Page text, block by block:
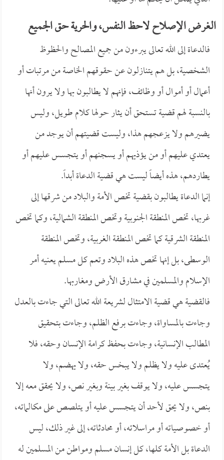
الغرض الإصلاح لاحظ النفس، والحرية حق الجميع
فالدعاة إلى الله تعالى يبرءون من جميع المصالح والحظوظ
الشخصية، بل هم يتنازلون عن حقوقهم الخاصة من مرتبات أو
أعمال أو أموال أو وظائف، فإنهم لا يطالبون بها ولا يرون أنها
بالنسبة لهم قضية تستحق أن يثار حولها كلام طويل، وليس
يضيرهم ولا يزعجهم هذا، وليست قضيتهم أن يوجد من
يعتدي عليهم أو من يؤذيهم أو يسجنهم أو يتجسس عليهم أو
يطاردهم، هذه أيضاً ليست هي قضية الدعاة أبداً.
إنما الدعاة يطالبون بقضية تخص الأمة والبلاد من شرقها إلى
غربها، تخص المنطقة الجنوبية وتخص المنطقة الشمالية، وكما تخص
المنطقة الشرقية كما تخص المنطقة الغربية، وتخص المنطقة
الوسطى، بل إنها تخص هذه البلاد وتعم كل مسلم يعنيه أمر
الإسلام والمسلمين في مشارق الأرض ومغاربها.
فالقضية هي قضية الامتثال لشريعة الله تعالى التي جاءت بالعدل
وجاءت بالمساواة، وجاءت برفع الظلم، وجاءت بتحقيق
المطالب الإنسانية، وجاءت بحفظ كرامة الإنسان وحقه، فلا
يُعتدى عليه ولا يظلم ولا يبخس حقه، ولا يهضم، ولا
يتجسس عليه، ولا يوقف بغير بينة وبغير نص، ولا يحقق معه إلا
بنص، ولا يحق لأحد أن يتجسس عليه أو يتلصص على مكالماته،
أو خصوصياته أو مراسلاته، أو محادثاته، إلى غير ذلك، ليس
الدعاة بل الأمة كلها، كل إنسان مسلم ومواطن من المسلمين له